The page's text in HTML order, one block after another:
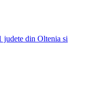
judete din Oltenia si